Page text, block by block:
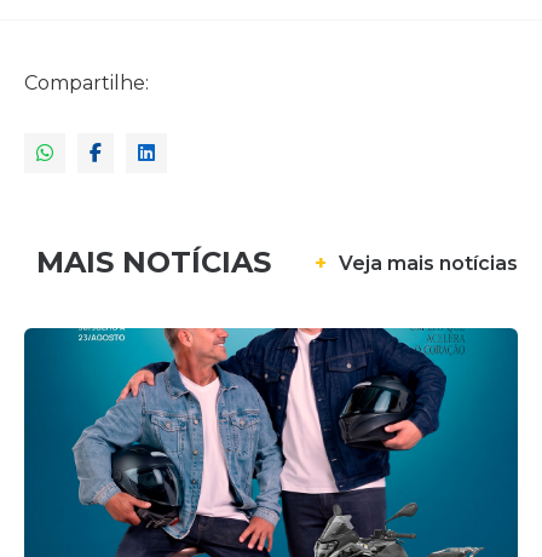
Compartilhe:
MAIS NOTÍCIAS + Veja mais notícias